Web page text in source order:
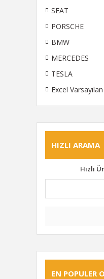
SEAT
PORSCHE
BMW
MERCEDES
TESLA
Excel
HIZLI ARAMA
Hızlı
EN POPULER